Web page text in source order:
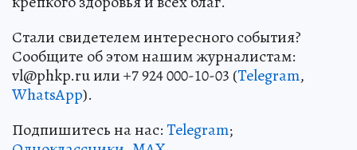
Стали свидетелем интересного события?
Сообщите об этом нашим журналистам:
vl@phkp.ru или +7 924 000-10-03 (Telegram,
WhatsApp).
Подпишитесь на нас:Telegram;